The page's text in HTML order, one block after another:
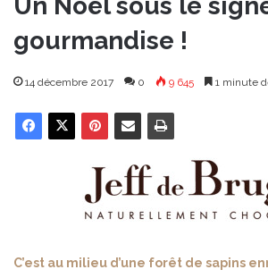
gourmandise !
14 décembre 2017 0 9 645 1 minute
C’est au milieu d’une forêt de sapins